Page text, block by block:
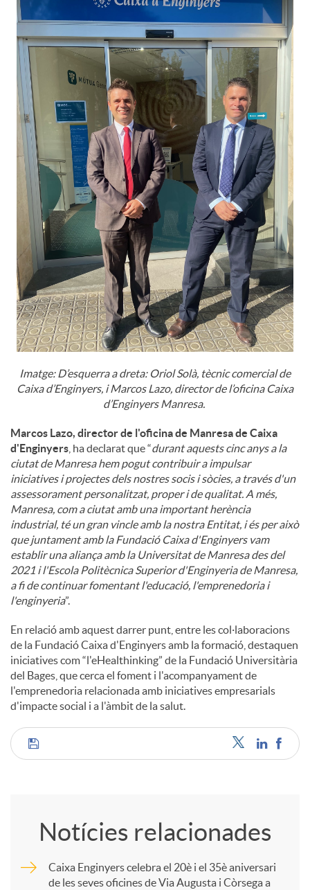
Imatge: D’esquerra a dreta: Oriol Solà, tècnic comercial de
Caixa d’Enginyers, i Marcos Lazo, director de l’oficina Caixa
d’Enginyers Manresa.
Marcos Lazo, director de l'oficina de Manresa de Caixa
d'Enginyers , ha declarat que “durant aquests cinc anys a la
ciutat de Manresa hem pogut contribuir a impulsar
iniciatives i projectes dels nostres socis i sòcies, a través d'un
assessorament personalitzat, proper i de qualitat. A més,
Manresa, com a ciutat amb una important herència
industrial, té un gran vincle amb la nostra Entitat, i és per això
que juntament amb la Fundació Caixa d'Enginyers vam
establir una aliança amb la Universitat de Manresa des del
2021 i l'Escola Politècnica Superior d'Enginyeria de Manresa,
a fi de continuar fomentant l'educació, l'emprenedoria i
l'enginyeria”.
En relació amb aquest darrer punt, entre les col·laboracions
de la Fundació Caixa d'Enginyers amb la formació, destaquen
iniciatives com “l'eHealthinking” de la Fundació Universitària
del Bages, que cerca el foment i l'acompanyament de
l'emprenedoria relacionada amb iniciatives empresarials
d'impacte social i a l'àmbit de la salut.
C
Notícies relacionades
Caixa Enginyers celebra el 20è i el 35è aniversari
de les seves oficines de Via Augusta i Còrsega a